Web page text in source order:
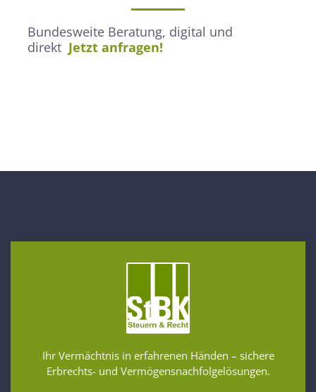
Bundesweite Beratung, digital und
direkt Jetzt anfragen!
Ihr Vermächtnis in erfahrenen Händen – sichere
Erbrechts- und Vermögensnachfolgelösungen.